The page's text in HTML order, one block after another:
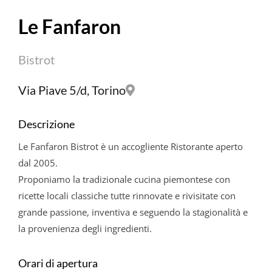
Le Fanfaron
Bistrot
Via Piave 5/d, Torino
Descrizione
Le Fanfaron Bistrot è un accogliente Ristorante aperto
dal 2005.
Proponiamo la tradizionale cucina piemontese con
ricette locali classiche tutte rinnovate e rivisitate con
grande passione, inventiva e seguendo la stagionalità e
la provenienza degli ingredienti.
Orari di apertura